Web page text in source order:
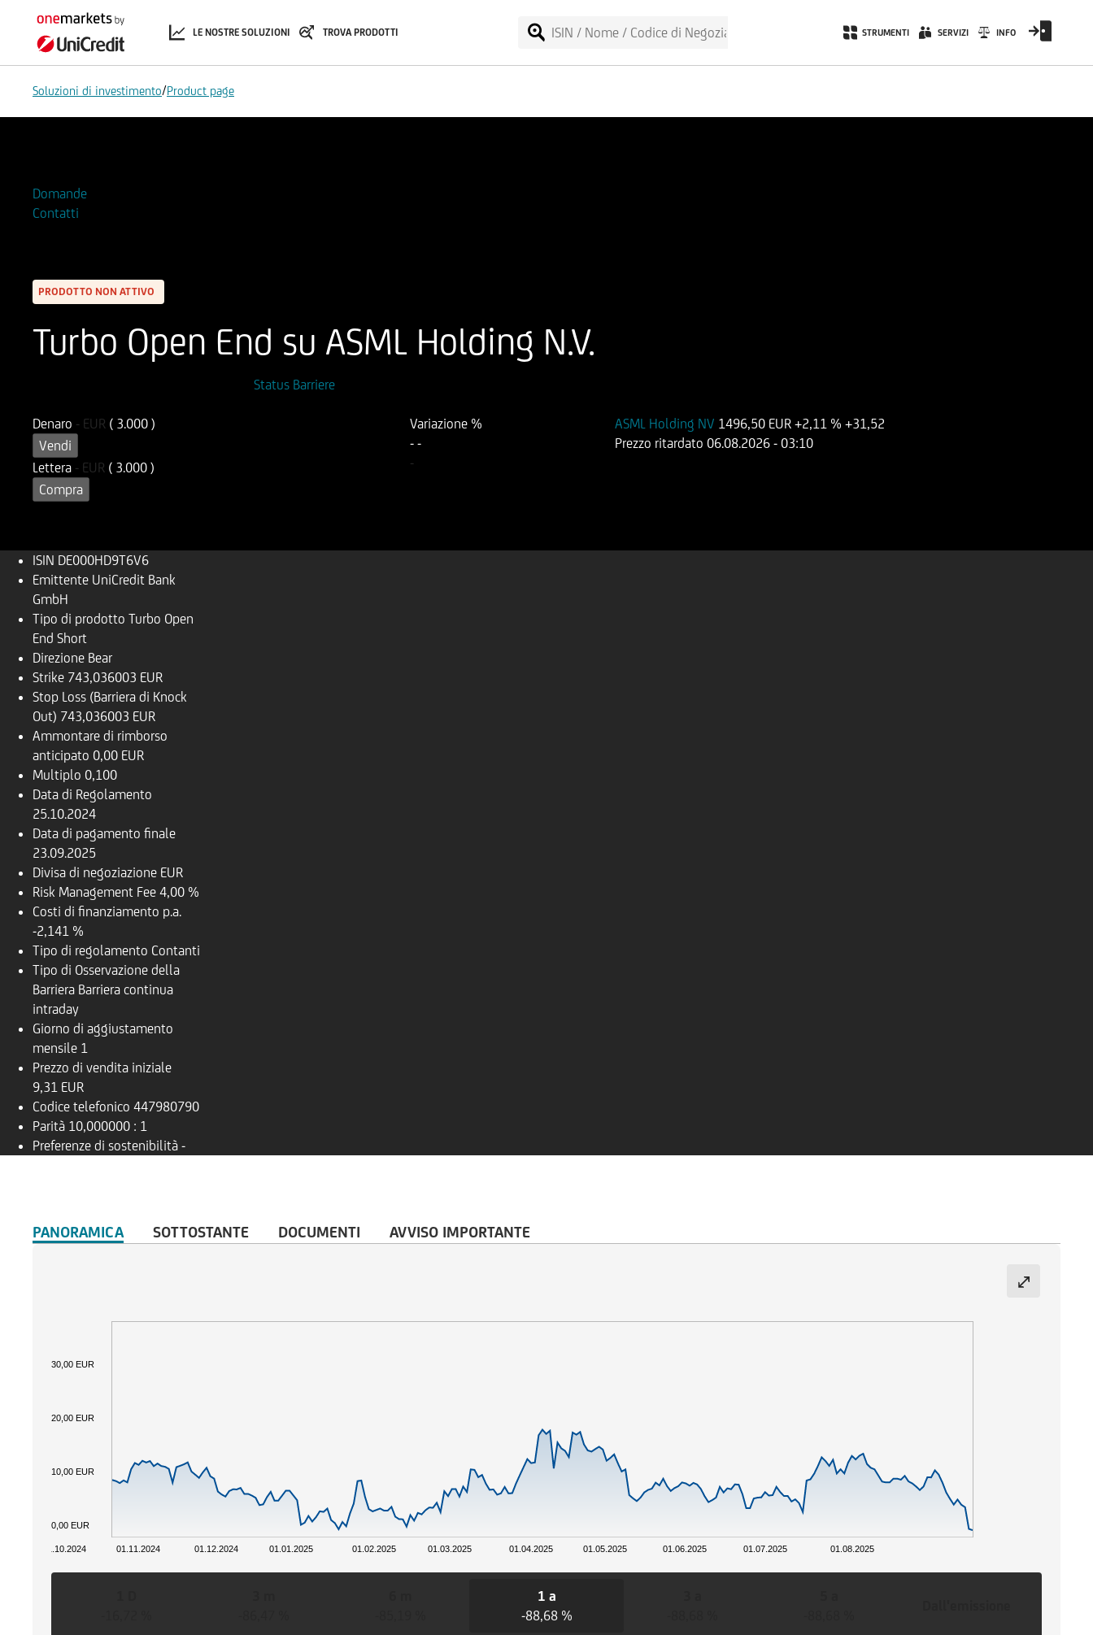
LE NOSTRE SOLUZIONI TROVA PRODOTTI STRUMENTI SERVIZI INFO
Soluzioni di investimento/Product page
Domande
Contatti
PRODOTTO NON ATTIVO
Turbo Open End su ASML Holding N.V.
Status Barriere
Denaro - EUR ( 3.000 )
Vendi
Lettera - EUR ( 3.000 )
Compra
Variazione %
--
-
ASML Holding NV 1496,50 EUR +2,11 %+31,52
Prezzo ritardato 06.08.2026 - 03:10
ISIN DE000HD9T6V6
Emittente UniCredit Bank
GmbH
Tipo di prodotto Turbo Open
End Short
Direzione Bear
Strike 743,036003 EUR
Stop Loss (Barriera di Knock
Out) 743,036003 EUR
Ammontare di rimborso
anticipato 0,00 EUR
Multiplo 0,100
Data di Regolamento
25.10.2024
Data di pagamento finale
23.09.2025
Divisa di negoziazione EUR
Risk Management Fee 4,00 %
Costi di finanziamento p.a.
-2,141 %
Tipo di regolamento Contanti
Tipo di Osservazione della
Barriera Barriera continua
intraday
Giorno di aggiustamento
mensile 1
Prezzo di vendita iniziale
9,31 EUR
Codice telefonico 447980790
Parità 10,000000 : 1
Preferenze di sostenibilità -
PANORAMICA SOTTOSTANTE DOCUMENTI AVVISO IMPORTANTE
01.11.2024 01.12.2024 01.01.2025 01.02.2025 01.03.2025 01.04.2025 01.05.2025 01.06.2025 01.07.2025 01.08.2025
01.10.2024
0,00 EUR
10,00 EUR
20,00 EUR
30,00 EUR
1 a
-88,68 %